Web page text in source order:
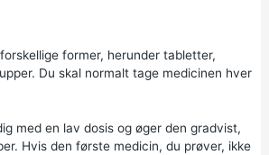
former, herunder tabletter,
Du skal normalt tage medicinen hver
med en lav dosis og øger den gradvist,
Hvis den første medicin, du prøver, ikke